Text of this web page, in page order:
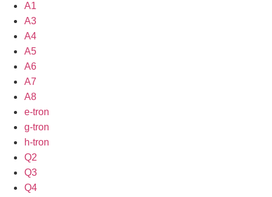
A1
A3
A4
A5
A6
A7
A8
e-tron
g-tron
h-tron
Q2
Q3
Q4